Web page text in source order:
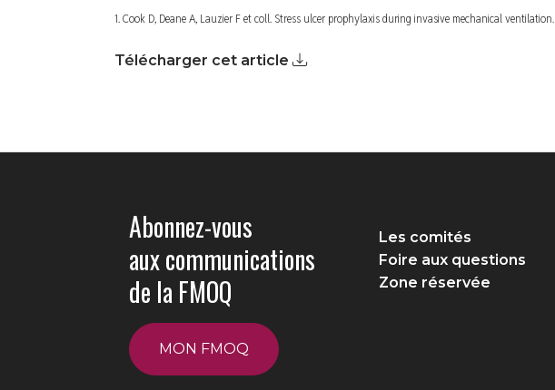
1. Cook D, Deane A, Lauzier F et coll. Stress ulcer prophylaxis during invasive mechanical ventilation.
Télécharger cet article
Abonnez-vous
aux communications
de la FMOQ
MON FMOQ
Les comités
Foire aux questions
Zone réservée